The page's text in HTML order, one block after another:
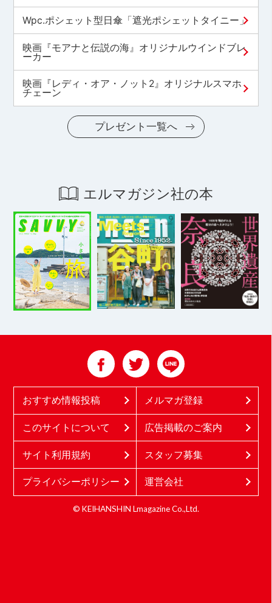
Wpc.ポシェット型日傘「遮光ポシェットタイニー」
映画『モアナと伝説の海』オリジナルウインドブレ
ーカー
映画『レディ・オア・ノット2』オリジナルスマホ
チェーン
プレゼント一覧へ
エルマガジン社の本
おすすめ情報投稿 メルマガ登録
このサイトについて 広告掲載のご案内
サイト利用規約 スタッフ募集
プライバシーポリシー 運営会社
© KEIHANSHIN Lmagazine Co.,Ltd.